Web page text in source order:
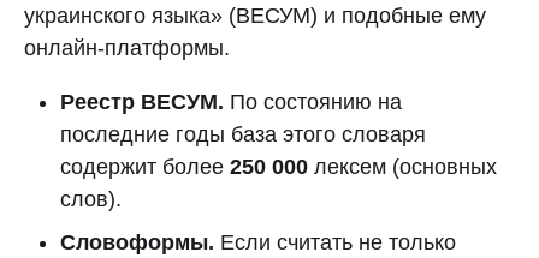
украинского языка» (ВЕСУМ) и подобные ему
онлайн-платформы.
Реестр ВЕСУМ. По состоянию на
последние годы база этого словаря
содержит более 250 000 лексем (основных
слов).
Словоформы. Если считать не только